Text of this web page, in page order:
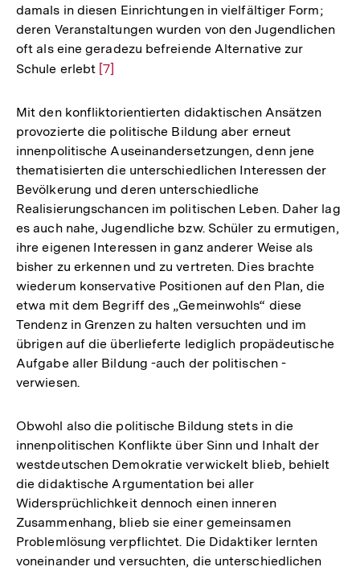
damals in diesen Einrichtungen in vielfältiger Form;
deren Veranstaltungen wurden von den Jugendlichen
oft als eine geradezu befreiende Alternative zur
Schule erlebt Zur
der
Fußnote
[7]
Mit den konfliktorientierten didaktischen Ansätzen
provozierte die politische Bildung aber erneut
innenpolitische Auseinandersetzungen, denn jene
thematisierten die unterschiedlichen Interessen der
Bevölkerung und deren unterschiedliche
Realisierungschancen im politischen Leben. Daher lag
es auch nahe, Jugendliche bzw. Schüler zu ermutigen,
ihre eigenen Interessen in ganz anderer Weise als
bisher zu erkennen und zu vertreten. Dies brachte
wiederum konservative Positionen auf den Plan, die
etwa mit dem Begriff des „Gemeinwohls“ diese
Tendenz in Grenzen zu halten versuchten und im
übrigen auf die überlieferte lediglich propädeutische
Aufgabe aller Bildung -auch der politischen -
verwiesen.
Obwohl also die politische Bildung stets in die
innenpolitischen Konflikte über Sinn und Inhalt der
westdeutschen Demokratie verwickelt blieb, behielt
die didaktische Argumentation bei aller
Widersprüchlichkeit dennoch einen inneren
Zusammenhang, blieb sie einer gemeinsamen
Problemlösung verpflichtet. Die Didaktiker lernten
voneinander und versuchten, die unterschiedlichen